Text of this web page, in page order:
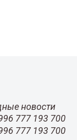
новости
777 193 700
777 193 700